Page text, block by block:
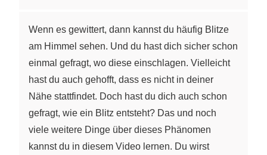
Wenn es gewittert, dann kannst du häufig Blitze
am Himmel sehen. Und du hast dich sicher schon
einmal gefragt, wo diese einschlagen. Vielleicht
hast du auch gehofft, dass es nicht in deiner
Nähe stattfindet. Doch hast du dich auch schon
gefragt, wie ein Blitz entsteht? Das und noch
viele weitere Dinge über dieses Phänomen
kannst du in diesem Video lernen. Du wirst